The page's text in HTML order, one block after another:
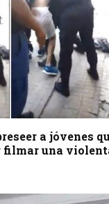
a jóvenes
filmar una